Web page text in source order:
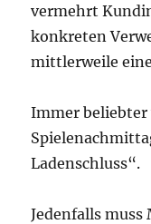
vermehrt
konkreten
mittlerweile
Immer beliebter
Ladenschluss“.
Jedenfalls muss